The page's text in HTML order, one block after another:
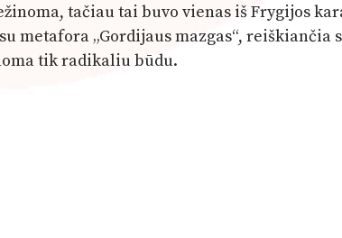
tačiau tai buvo vienas iš Frygijos
metafora „Gordijaus mazgas“, reiškiančia
tik radikaliu būdu.